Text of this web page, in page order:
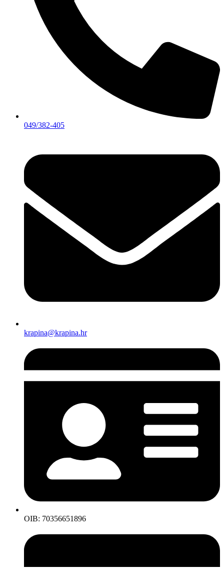
049/382-405
krapina@krapina.hr
OIB: 70356651896